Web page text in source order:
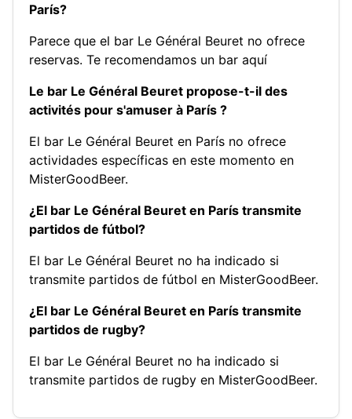
París?
Parece que el bar Le Général Beuret no ofrece
reservas. Te recomendamos un bar aquí
Le bar Le Général Beuret propose-t-il des
activités pour s'amuser à París ?
El bar Le Général Beuret en París no ofrece
actividades específicas en este momento en
MisterGoodBeer.
¿El bar Le Général Beuret en París transmite
partidos de fútbol?
El bar Le Général Beuret no ha indicado si
transmite partidos de fútbol en MisterGoodBeer.
¿El bar Le Général Beuret en París transmite
partidos de rugby?
El bar Le Général Beuret no ha indicado si
transmite partidos de rugby en MisterGoodBeer.